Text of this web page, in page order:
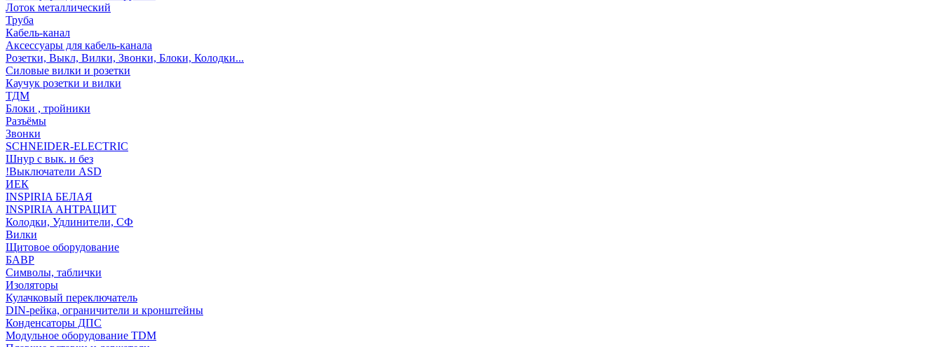
Лоток металлический
Труба
Кабель-канал
Аксессуары для кабель-канала
Розетки, Выкл, Вилки, Звонки, Блоки, Колодки...
Силовые вилки и розетки
Каучук розетки и вилки
ТДМ
Блоки , тройники
Разъёмы
Звонки
SCHNEIDER-ELECTRIC
Шнур с вык. и без
!Выключатели ASD
ИЕК
INSPIRIA БЕЛАЯ
INSPIRIA АНТРАЦИТ
Колодки, Удлинители, СФ
Вилки
Щитовое оборудование
БАВР
Символы, таблички
Изоляторы
Кулачковый переключатель
DIN-рейка, ограничители и кронштейны
Конденсаторы ДПС
Модульное оборудование TDM